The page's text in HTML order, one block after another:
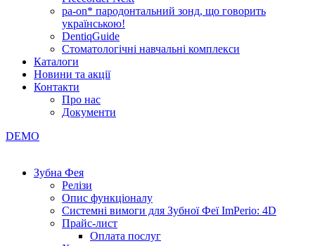
pa-on* пародонтальний зонд, що говорить
українською!
DentiqGuide
Стоматологічні навчальні комплекси
Каталоги
Новини та акції
Контакти
Про нас
Документи
DEMO
Зубна Фея
Релізи
Опис функціоналу
Системні вимоги для Зубної Феї ImPerio: 4D
Прайс-лист
Оплата послуг